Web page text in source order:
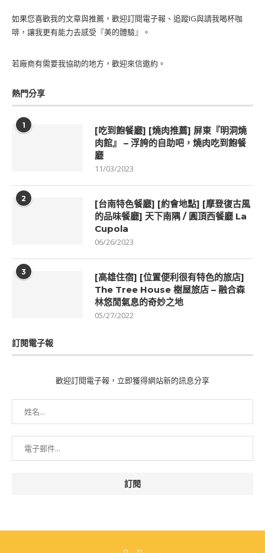
如果您喜歡我的文章與推薦，歡迎訂閱電子報、追蹤IG與請我喝杯咖
啡，讓我更有能力去感受『美的體驗』。
若廠商有需要我協助的地方，歡迎來信邀約。
熱門分享
1
[吃到飽餐廳] [燒肉推薦] 屏東『明洞燒
肉館』 – 浮誇的自助吧，燒肉吃到飽餐
廳
11/03/2023
2
[台南特色餐廳] [約會地點] [摩登復古風
的品味餐廳] 天下南隅 / 圓頂西餐廳 La
Cupola
06/26/2023
3
[高雄住宿] [位置便利很有特色的旅店]
The Tree House 樹屋旅店 – 融合森
林悠閒氣息的奇妙之地
05/27/2022
訂閱電子報
歡迎訂閱電子報，立即獲得網站新的訊息分享